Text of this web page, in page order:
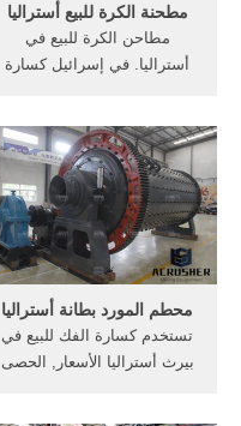
مطحنة الكرة للبيع أستراليا
مطاحن الكرة للبيع في
أستراليا. في إسرائيل كسارة
في جوهانسبرج مطحنة الكرة
للبيع,في ألمانيا مطحنة الكرة
معمل لطحن مطاحن .
محطم المورد بطانة أستراليا
تستخدم كسارة الفك للبيع في
بيرث أستراليا الأسعار, الحصى